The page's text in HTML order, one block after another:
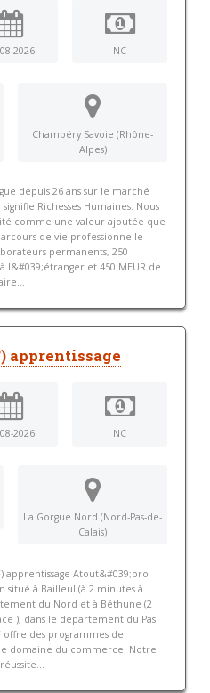
2026 NC
Chambéry Savoie (Rhône-
Alpes)
depuis 26 ans sur le marché
Richesses Humaines. Nous
comme une valeur ajoutée que
de vie professionnelle
permanents, 250
l&#039;étranger et 450 MEUR de
apprentissage
2026 NC
La Gorgue Nord (Nord-Pas-de-
Calais)
apprentissage Atout&#039;pro
à Bailleul (à 2 minutes à
du Nord et à Béthune (2
), dans le département du Pas
offre des programmes de
domaine du commerce. Notre